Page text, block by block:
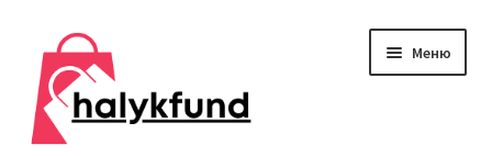
Перейти
навигации
Перейти
содержимому
Меню